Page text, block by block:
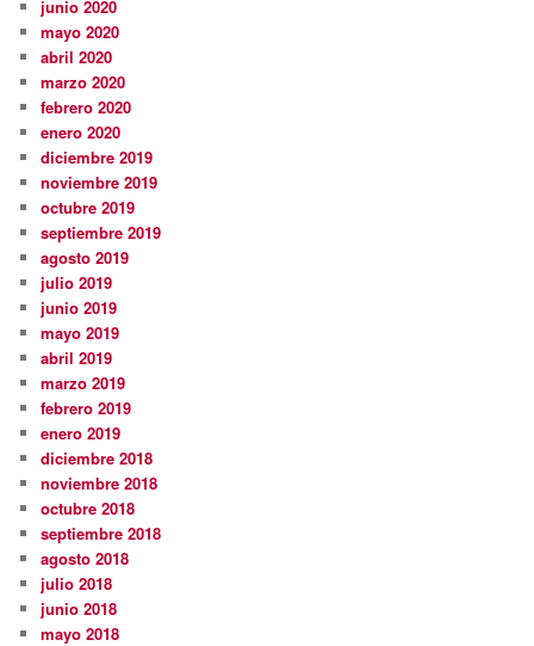
junio 2020
mayo 2020
abril 2020
marzo 2020
febrero 2020
enero 2020
diciembre 2019
noviembre 2019
octubre 2019
septiembre 2019
agosto 2019
julio 2019
junio 2019
mayo 2019
abril 2019
marzo 2019
febrero 2019
enero 2019
diciembre 2018
noviembre 2018
octubre 2018
septiembre 2018
agosto 2018
julio 2018
junio 2018
mayo 2018